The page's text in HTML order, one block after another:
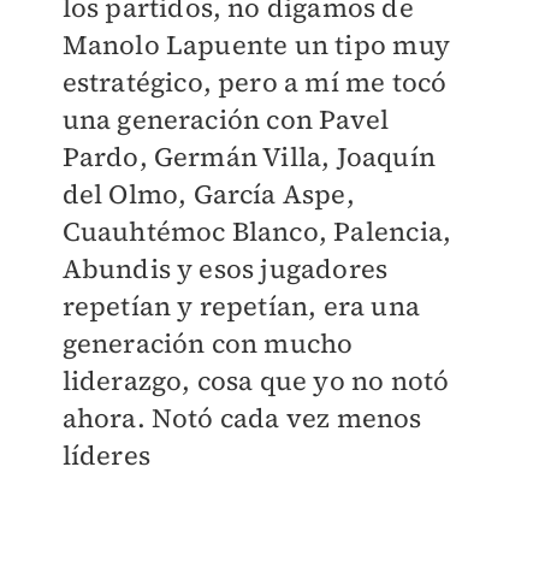
los partidos, no digamos de
Manolo Lapuente un tipo muy
estratégico, pero a mí me tocó
una generación con Pavel
Pardo, Germán Villa, Joaquín
del Olmo, García Aspe,
Cuauhtémoc Blanco, Palencia,
Abundis y esos jugadores
repetían y repetían, era una
generación con mucho
liderazgo, cosa que yo no notó
ahora. Notó cada vez menos
líderes